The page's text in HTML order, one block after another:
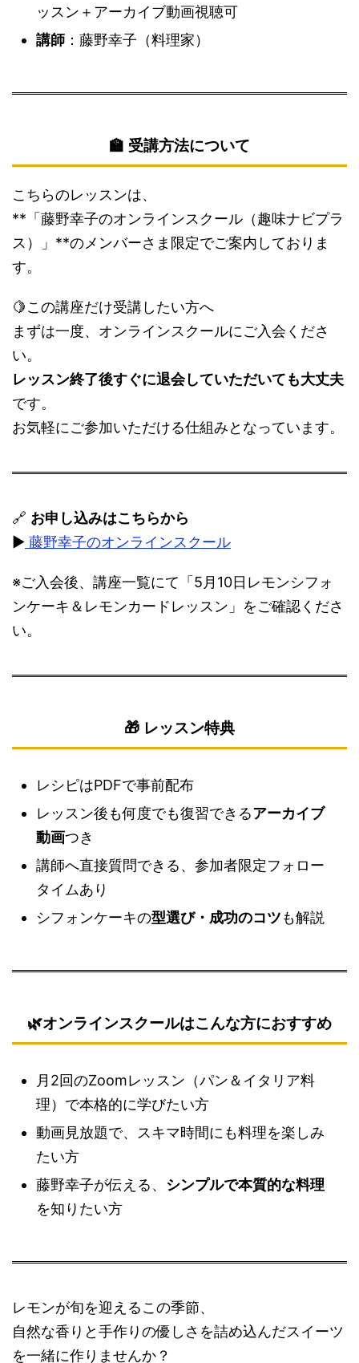
ッスン＋アーカイブ動画視聴可
講師 ：藤野幸子（料理家）
🏫 受講方法について
こちらのレッスンは、
**「藤野幸子のオンラインスクール（趣味ナビプラ
ス）」**のメンバーさま限定でご案内しておりま
す。
🍋この講座だけ受講したい方へ
まずは一度、オンラインスクールにご入会くださ
い。
レッスン終了後すぐに退会していただいても大丈夫
です。
お気軽にご参加いただける仕組みとなっています。
🔗 お申し込みはこちらから
▶︎ 藤野幸子のオンラインスクール
※ご入会後、講座一覧にて「5月10日レモンシフォ
ンケーキ＆レモンカードレッスン」をご確認くださ
い。
🎁 レッスン特典
レシピはPDFで事前配布
レッスン後も何度でも復習できるアーカイブ
動画つき
講師へ直接質問できる、参加者限定フォロー
タイムあり
シフォンケーキの型選び・成功のコツも解説
🌿オンラインスクールはこんな方におすすめ
月2回のZoomレッスン（パン＆イタリア料
理）で本格的に学びたい方
動画見放題で、スキマ時間にも料理を楽しみ
たい方
藤野幸子が伝える、 シンプルで本質的な料理
を知りたい方
レモンが旬を迎えるこの季節、
自然な香りと手作りの優しさを詰め込んだスイーツ
を一緒に作りませんか？